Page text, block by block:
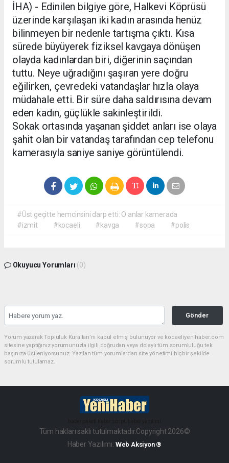
İHA) - Edinilen bilgiye göre, Halkevi Köprüsü
üzerinde karşılaşan iki kadın arasında henüz
bilinmeyen bir nedenle tartışma çıktı. Kısa
sürede büyüyerek fiziksel kavgaya dönüşen
olayda kadınlardan biri, diğerinin saçından
tuttu. Neye uğradığını şaşıran yere doğru
eğilirken, çevredeki vatandaşlar hızla olaya
müdahale etti. Bir süre daha saldırısına devam
eden kadın, güçlükle sakinleştirildi.
Sokak ortasında yaşanan şiddet anları ise olaya
şahit olan bir vatandaş tarafından cep telefonu
kamerasıyla saniye saniye görüntülendi.
#Üst geçitte hemcinsini darp etti: O anlar kamerada
#izmit
#kocaeli #kavga #sopa #polis
Okuyucu Yorumları (0)
Gönder
Yorum yazarak Topluluk Kuralları’nı kabul etmiş bulunuyor ve kocaeliyenihaber.com
sitesine yaptığınız yorumunuzla ilgili doğrudan veya dolaylı tüm sorumluluğu tek
başınıza üstleniyorsunuz. Yazılan tüm yorumlardan site yönetimi hiçbir şekilde
sorumlu tutulamaz.
Tüm hakları saklı tutulmaktadır.Copyright 2026©
Haber Yazılımı: Web Aksiyon ®